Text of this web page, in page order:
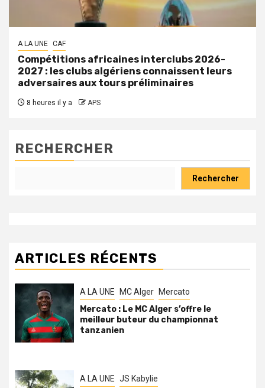
A LA UNE CAF
Compétitions africaines interclubs 2026-
2027 : les clubs algériens connaissent leurs
adversaires aux tours préliminaires
8 heures il y a APS
RECHERCHER
Rechercher
ARTICLES RÉCENTS
A LA UNE MC Alger Mercato
Mercato : Le MC Alger s’offre le
meilleur buteur du championnat
tanzanien
A LA UNE JS Kabylie